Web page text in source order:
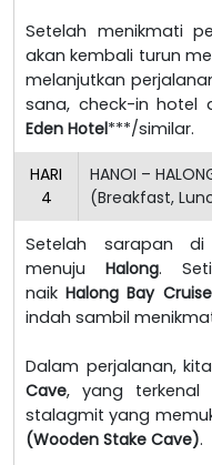
Setelah menikmati
akan kembali turun
melanjutkan
sana, check-in hotel
Eden Hotel***/similar.
HARI
4
HANOI –
(Breakfast,
Setelah sarapan
menuju Halong.
naik Halong Bay Cruise
indah sambil
Dalam perjalanan,
Cave, yang terkenal
stalagmit yang
(Wooden Stake Cave).